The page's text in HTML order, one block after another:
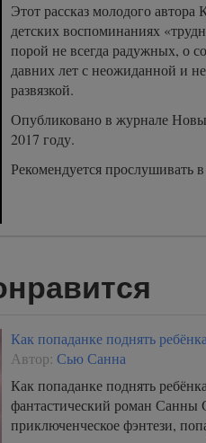
Этот рассказ молодого автора
детских воспоминаниях
порой не всегда радужных, о
давних лет с неожиданной и
развязкой.
Опубликовано в журнале
2017 году.
Рекомендуется прослушивать
Как попаданке поднять
Автор: Сью Санна
Как попаданке поднять
фантастический роман
приключенческое фэнтези,